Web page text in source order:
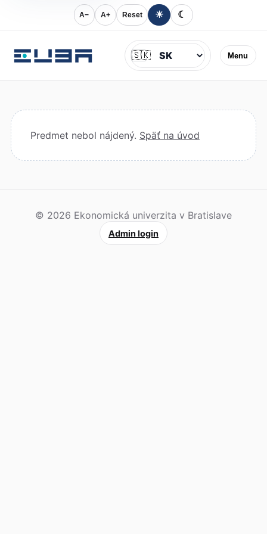
A− A+ Reset ☀ ☾
Menu
Jazyk
🇸🇰
Predmet nebol nájdený. Späť na úvod
© 2026 Ekonomická univerzita v Bratislave
Admin login